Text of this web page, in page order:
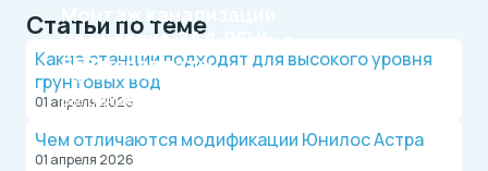
Монтаж канализации
на участкеЗА 1 ДЕНЬ
Официальный дилер, работаем по договору.
Оплата после монтажа.
Рассрочка на 4 месяца
БЕЗ переплаты
Выгодные условия на монтаж канализации и
Статьи по теме
Какие станции подходят для высокого уровня
грунтовых вод
01 апреля 2026
Чем отличаются модификации Юнилос Астра
01 апреля 2026